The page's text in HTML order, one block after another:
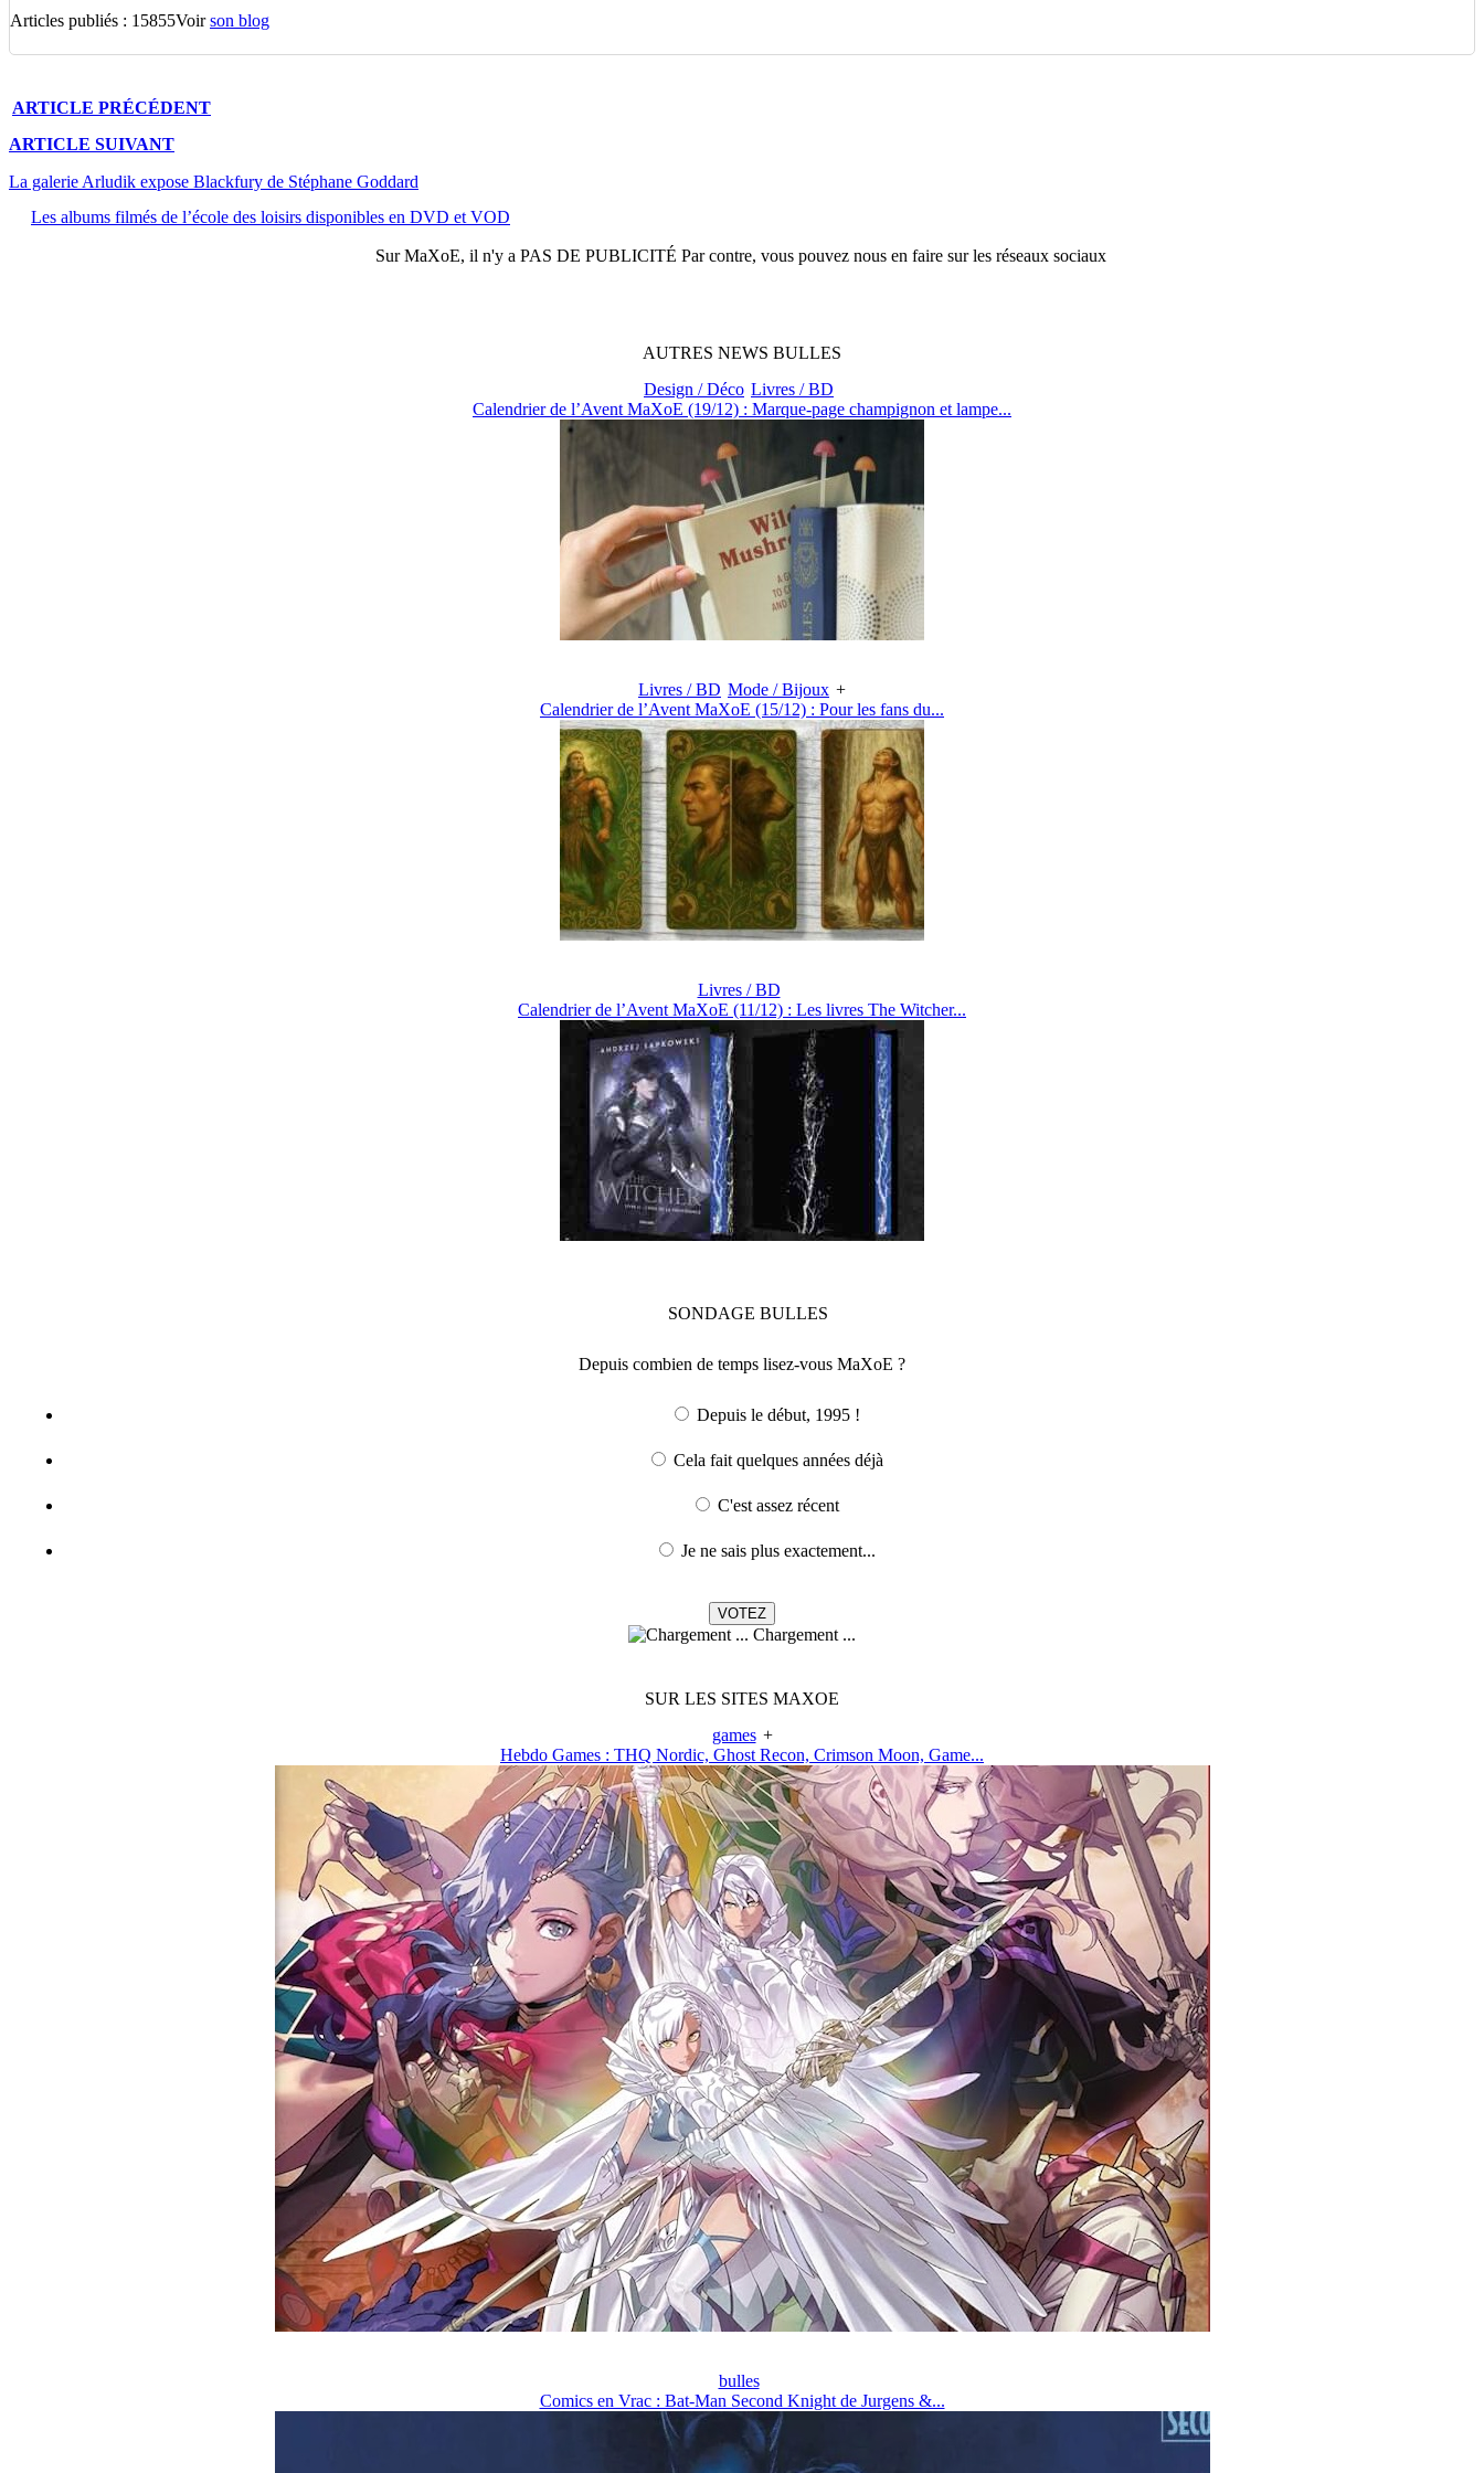
Articles publiés : 15855Voirson blog
ARTICLE PRÉCÉDENT
ARTICLE SUIVANT
La galerie Arludik expose Blackfury de Stéphane Goddard
Les albums filmés de l’école des loisirs disponibles en DVD et VOD
SurMaXoE, il n'y a PAS DE PUBLICITÉ Par contre, vous pouvez nous en faire sur les réseaux sociaux
AUTRES NEWS BULLES
Design / Déco Livres / BD
Calendrier de l’Avent MaXoE (19/12) : Marque-page champignon et lampe...
Livres / BD Mode / Bijoux +
Calendrier de l’Avent MaXoE (15/12) : Pour les fans du...
Livres / BD
Calendrier de l’Avent MaXoE (11/12) : Les livres The Witcher...
SONDAGE BULLES
Depuis combien de temps lisez-vous MaXoE ?
Depuis le début, 1995 !
Cela fait quelques années déjà
C'est assez récent
Je ne sais plus exactement...
Chargement ...
SUR LES SITES MAXOE
games +
Hebdo Games : THQ Nordic, Ghost Recon, Crimson Moon, Game...
bulles
Comics en Vrac : Bat-Man Second Knight de Jurgens &...